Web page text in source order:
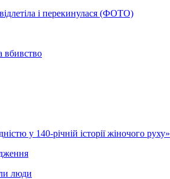
і перекинулася (ФОТО)
вбивство
у 140-річній історії жіночого руху»
люди